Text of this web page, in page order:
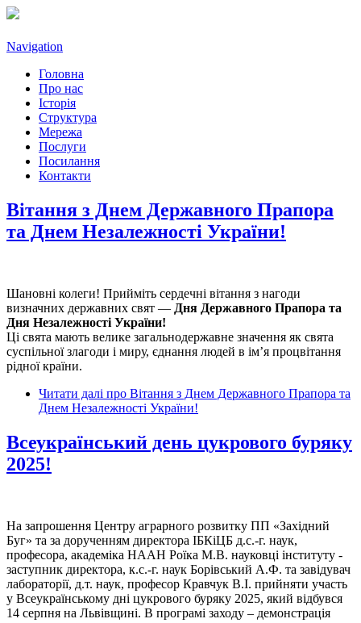
Navigation
Головна
Про нас
Історія
Структура
Мережа
Послуги
Посилання
Контакти
Вітання з Днем Державного Прапора
та Днем Незалежності України!
Шановні колеги! Прийміть сердечні вітання з нагоди
визначних державних свят — Дня Державного Прапора та
Дня Незалежності України!
Ці свята мають велике загальнодержавне значення як свята
суспільної злагоди і миру, єднання людей в ім’я процвітання
рідної країни.
Читати далі про Вітання з Днем Державного Прапора та
Днем Незалежності України!
Всеукраїнський день цукрового буряку
2025!
На запрошення Центру аграрного розвитку ПП «Західний
Буг» та за дорученням директора ІБКіЦБ д.с.-г. наук,
професора, академіка НААН Роїка М.В. науковці інституту -
заступник директора, к.с.-г. наук Борівський А.Ф. та завідувач
лабораторії, д.т. наук, професор Кравчук В.І. прийняти участь
у Всеукраїнському дні цукрового буряку 2025, який відбувся
14 серпня на Львівщині. В програмі заходу – демонстрація